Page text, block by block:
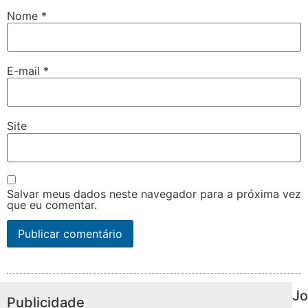
Nome *
E-mail *
Site
Salvar meus dados neste navegador para a próxima vez
que eu comentar.
Publicidade Jo